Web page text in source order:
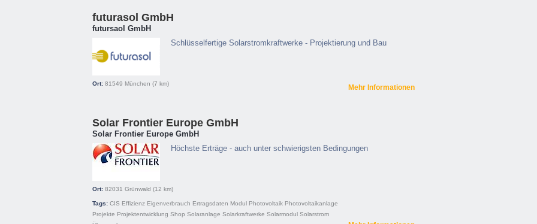
futurasol GmbH
futursaol GmbH
Schlüsselfertige Solarstromkraftwerke - Projektierung und Bau
Ort: 81549 München (7 km) Mehr Informationen
Solar Frontier Europe GmbH
Solar Frontier Europe GmbH
Höchste Erträge - auch unter schwierigsten Bedingungen
Ort: 82031 Grünwald (12 km)
Tags: CIS Effizienz Eigenverbrauch Ertragsdaten Modul Photovoltaik Photovoltaikanlage
Projekte Projektentwicklung Shop Solaranlage Solarkraftwerke Solarmodul Solarstrom